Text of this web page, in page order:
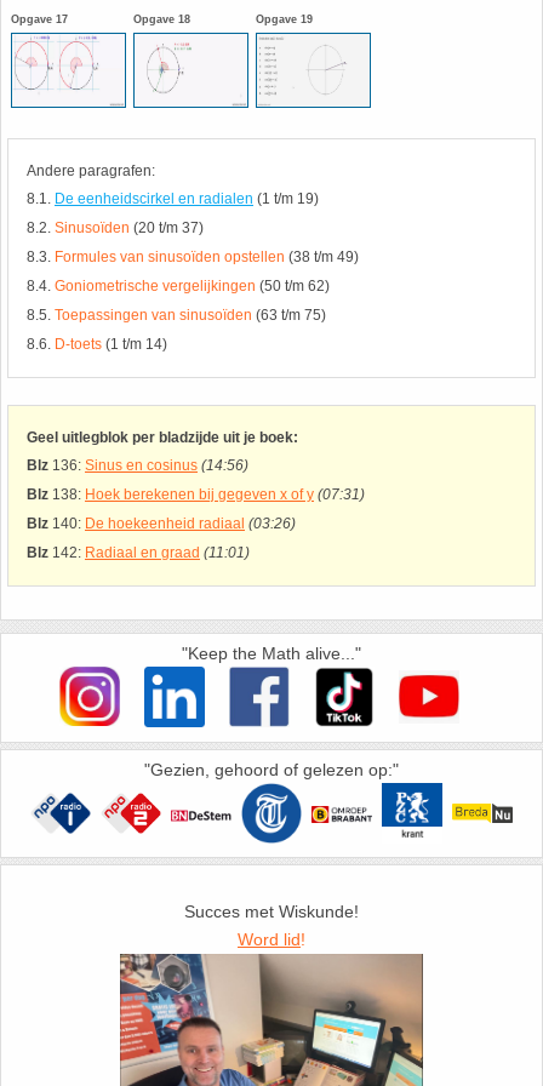
Opgave 17 Opgave 18 Opgave 19
Andere paragrafen:
8.1. De eenheidscirkel en radialen (1 t/m 19)
8.2. Sinusoïden (20 t/m 37)
8.3. Formules van sinusoïden opstellen (38 t/m 49)
8.4. Goniometrische vergelijkingen (50 t/m 62)
8.5. Toepassingen van sinusoïden (63 t/m 75)
8.6. D-toets (1 t/m 14)
Geel uitlegblok per bladzijde uit je boek:
Blz 136: Sinus en cosinus (14:56)
Blz 138: Hoek berekenen bij gegeven x of y (07:31)
Blz 140: De hoekeenheid radiaal (03:26)
Blz 142: Radiaal en graad (11:01)
"Keep the Math alive..."
"Gezien, gehoord of gelezen op:"
Succes met Wiskunde!
Word lid!
HAVO 5B - Hoofdstuk 10 - Meetkundige
berekeningen
(Nog geen toetsen)
18. Matrices
20. Oppervlakte cilinder
24. Oppervlakte parallellogram
25. Oppervlakte trapezium
26. Pi
28. Procenten
30. Sinus
31. Sinusregel
32. Standaarddeviatie
33. Stelling van fermat
34. Stelling van Pythagoras